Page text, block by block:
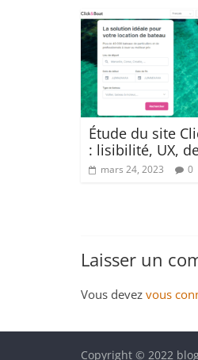
Étude du site
: lisibilité, UX,
mars 24, 2023 0
Laisser un
Vous devez vous
Copyright © 2022